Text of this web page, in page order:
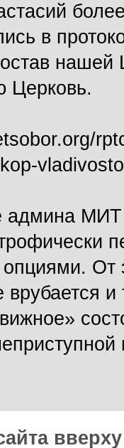
в
нашей
Церковь.
админа МИТ
От
врубается